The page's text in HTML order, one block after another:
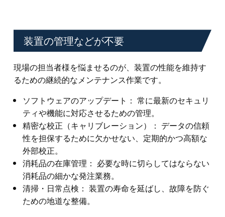
装置の管理などが不要
現場の担当者様を悩ませるのが、装置の性能を維持す
るための継続的なメンテナンス作業です。
ソフトウェアのアップデート： 常に最新のセキュリ
ティや機能に対応させるための管理。
精密な校正（キャリブレーション）： データの信頼
性を担保するために欠かせない、定期的かつ高額な
外部校正。
消耗品の在庫管理： 必要な時に切らしてはならない
消耗品の細かな発注業務。
清掃・日常点検： 装置の寿命を延ばし、故障を防ぐ
ための地道な整備。